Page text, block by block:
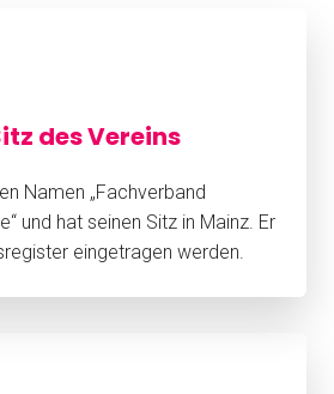
des Vereins
Namen „Fachverband
und hat seinen Sitz in Mainz. Er
eingetragen werden.